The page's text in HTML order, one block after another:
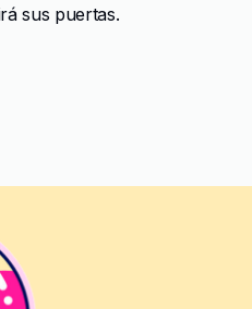
sus puertas.